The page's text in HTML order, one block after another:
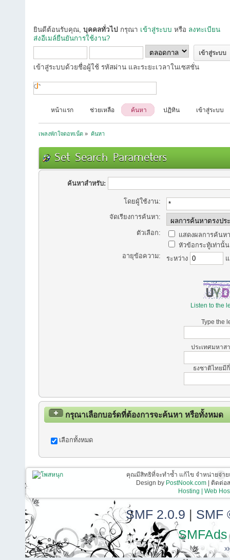
ยินดีต้อนรับคุณ, บุคคลทั่วไป กรุณา เข้าสู่ระบบ หรือ ลงทะเบียน
ส่งอีเมล์ยืนยันการใช้งาน?
เข้าสู่ระบบด้วยชื่อผู้ใช้ รหัสผ่าน และระยะเวลาในเซสชั่น
หน้าแรก ช่วยเหลือ ค้นหา ปฏิทิน เข้าสู่ระบบ
เพลงพักใจดอทเน็ต » ค้นหา
Set Search Parameters
ค้นหาสำหรับ:
โดยผู้ใช้งาน:
จัดเรียงการค้นหา:
ตัวเลือก:
แสดงผลการค้นห
หัวข้อกระทู้เท่านั้น
อายุข้อความ:
ระหว่าง
Listen to the
Type the
ประเทศมหาส
ธงชาติไทยมี
กรุณาเลือกบอร์ดที่ต้องการจะค้นหา หรือทั้งหมด
เลือกทั้งหมด
คุณมีสิทธิที่จะทำซ้ำ แก้ไข จำหน่ายจ่า
Design by PostNook.com| ติดต่อส
Hosting | Web
SMF 2.0.9 | SMF
SMFAds